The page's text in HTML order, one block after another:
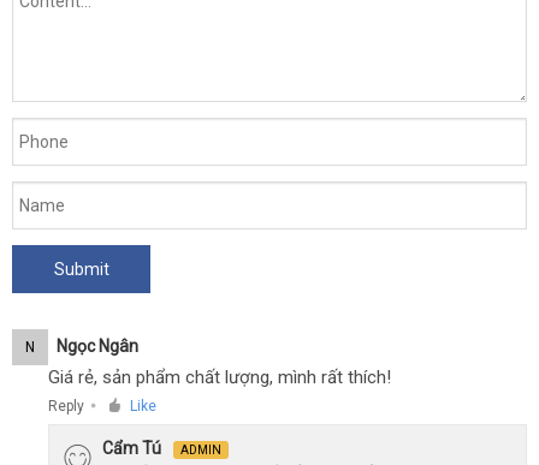
N Ngọc Ngân
Giá rẻ, sản phẩm chất lượng, mình rất thích!
Reply ● Like
Cẩm Tú ADMIN